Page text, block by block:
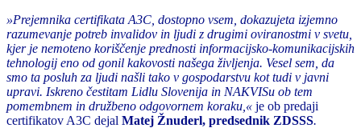
»Prejemnika certifikata A3C, dostopno vsem, dokazujeta izjemno
razumevanje potreb invalidov in ljudi z drugimi oviranostmi v svetu,
kjer je nemoteno koriščenje prednosti informacijsko-komunikacijskih
tehnologij eno od gonil kakovosti našega življenja. Vesel sem, da
smo ta posluh za ljudi našli tako v gospodarstvu kot tudi v javni
upravi. Iskreno čestitam Lidlu Slovenija in NAKVISu ob tem
pomembnem in družbeno odgovornem koraku,« je ob predaji
certifikatov A3C dejal Matej Žnuderl, predsednik ZDSSS.